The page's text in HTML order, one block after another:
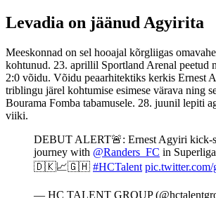
Levadia on jäänud Agyirita
Meeskonnad on sel hooajal kõrgliigas
kohtunud. 23. aprillil Sportland Arenal peetud
2:0 võidu. Võidu peaarhitektiks kerkis Ernest
triblingu järel kohtumise esimese värava ning
Bourama Fomba tabamusele. 28. juunil lepiti
viiki.
DEBUT ALERT🚨: Ernest Agyiri kick-
journey with @Randers_FC in
🇩🇰📈🇬🇭 #HCTalent
— HC TALENT GROUP